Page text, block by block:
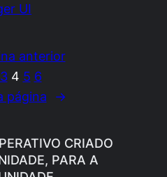
UI
anterior
3 4 5 6
página
→
CRIADO
PARA A